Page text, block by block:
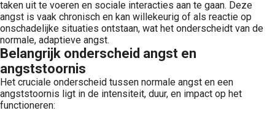
taken uit te voeren en sociale interacties aan te gaan. Deze
angst is vaak chronisch en kan willekeurig of als reactie op
onschadelijke situaties ontstaan, wat het onderscheidt van de
normale, adaptieve angst.
Belangrijk onderscheid angst en
angststoornis
Het cruciale onderscheid tussen normale angst en een
angststoornis ligt in de intensiteit, duur, en impact op het
functioneren: